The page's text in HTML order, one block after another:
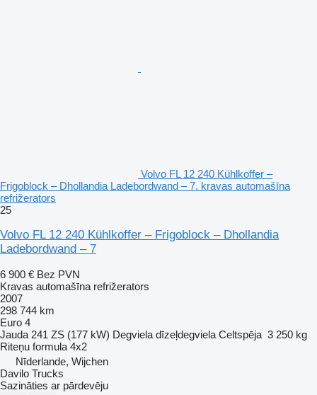
Volvo FL 12 240 Kühlkoffer –
Frigoblock – Dhollandia Ladebordwand – 7. kravas automašīna
refrižerators
25
Volvo FL 12 240 Kühlkoffer – Frigoblock – Dhollandia
Ladebordwand – 7
6 900 € Bez PVN
Kravas automašīna refrižerators
2007
298 744 km
Euro 4
Jauda 241 ZS (177 kW) Degviela dīzeļdegviela Celtspēja 3 250 kg
Riteņu formula 4x2
Nīderlande, Wijchen
Davilo Trucks
Sazināties ar pārdevēju